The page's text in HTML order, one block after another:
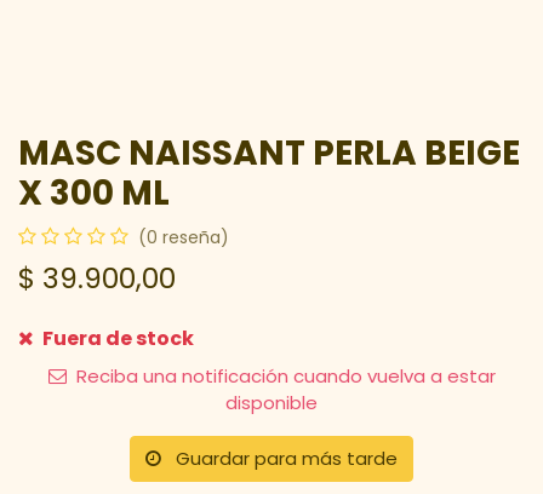
MASC NAISSANT PERLA BEIGE
X 300 ML
(0 reseña)
$ 39.900,00
Fuera de stock
Reciba una notificación cuando vuelva a estar
disponible
Guardar para más tarde